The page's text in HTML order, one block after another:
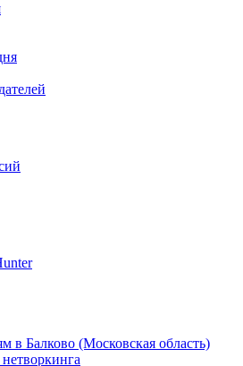
в Балково (Московская область)